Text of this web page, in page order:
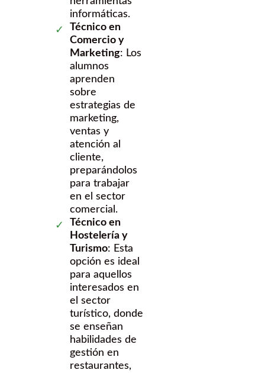
informáticas.
Técnico en
Comercio y
Marketing: Los
alumnos
aprenden
sobre
estrategias de
marketing,
ventas y
atención al
cliente,
preparándolos
para trabajar
en el sector
comercial.
Técnico en
Hostelería y
Turismo: Esta
opción es ideal
para aquellos
interesados en
el sector
turístico, donde
se enseñan
habilidades de
gestión en
restaurantes,